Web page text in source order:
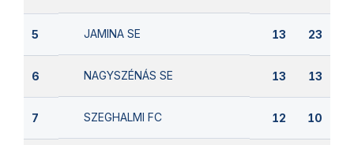
5 JAMINA SE 13 23
6 NAGYSZÉNÁS SE 13 13
7 SZEGHALMI FC 12 10